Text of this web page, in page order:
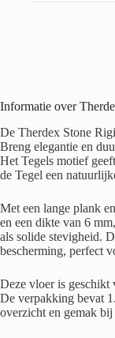
Informatie over
De Therdex Stone
Breng elegantie en
Het Tegels motief
de Tegel een
Met een lange plank
en een dikte van 6
als solide stevigheid.
bescherming, perfect
Deze vloer is
De verpakking bevat
overzicht en gemak bij